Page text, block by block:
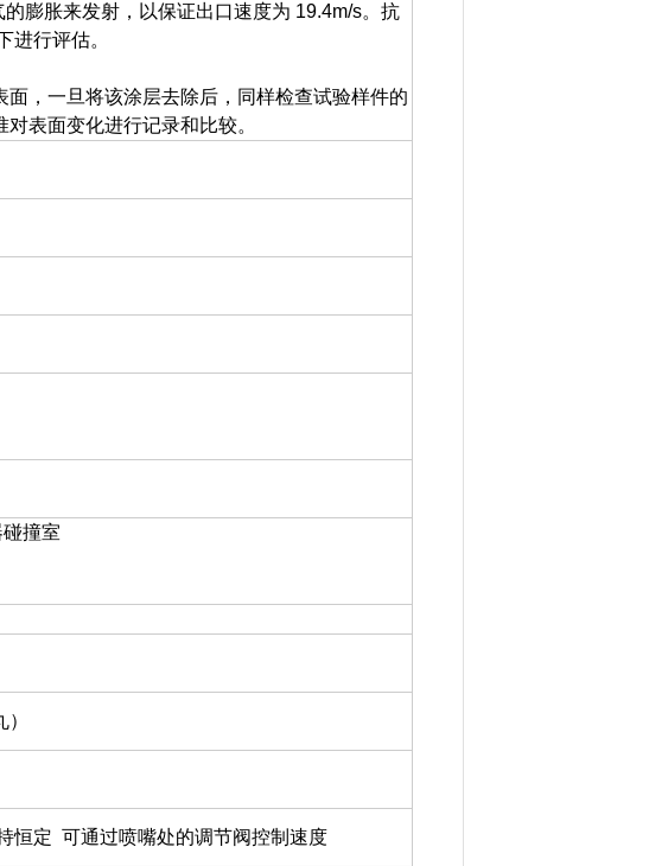
膨胀来发射，以保证出口速度为 19.4m/s。抗
进行评估。
，一旦将该涂层去除后，同样检查试验样件的
表面变化进行记录和比较。
碰撞室
恒定 可通过喷嘴处的调节阀控制速度